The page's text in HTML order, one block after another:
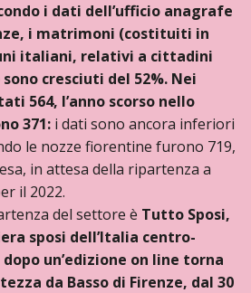
i dati dell’ufficio anagrafe
i matrimoni (costituiti in
italiani, relativi a cittadini
cresciuti del 52%. Nei
564, l’anno scorso nello
371: i dati sono ancora inferiori
le nozze fiorentine furono 719,
in attesa della ripartenza a
il 2022.
del settore è Tutto Sposi,
sposi dell’Italia centro-
un’edizione on line torna
da Basso di Firenze, dal 30